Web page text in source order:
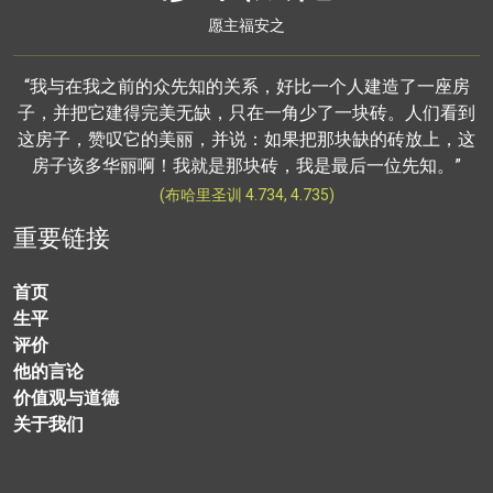
愿主福安之
“我与在我之前的众先知的关系，好比一个人建造了一座房
子，并把它建得完美无缺，只在一角少了一块砖。人们看到
这房子，赞叹它的美丽，并说：如果把那块缺的砖放上，这
房子该多华丽啊！我就是那块砖，我是最后一位先知。”
(布哈里圣训 4.734, 4.735)
重要链接
首页
生平
评价
他的言论
价值观与道德
关于我们